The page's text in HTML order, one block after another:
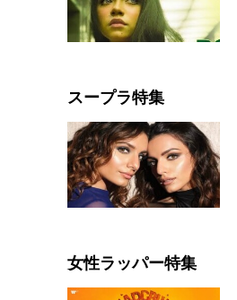
スープラ特集
女性ラッパー特集